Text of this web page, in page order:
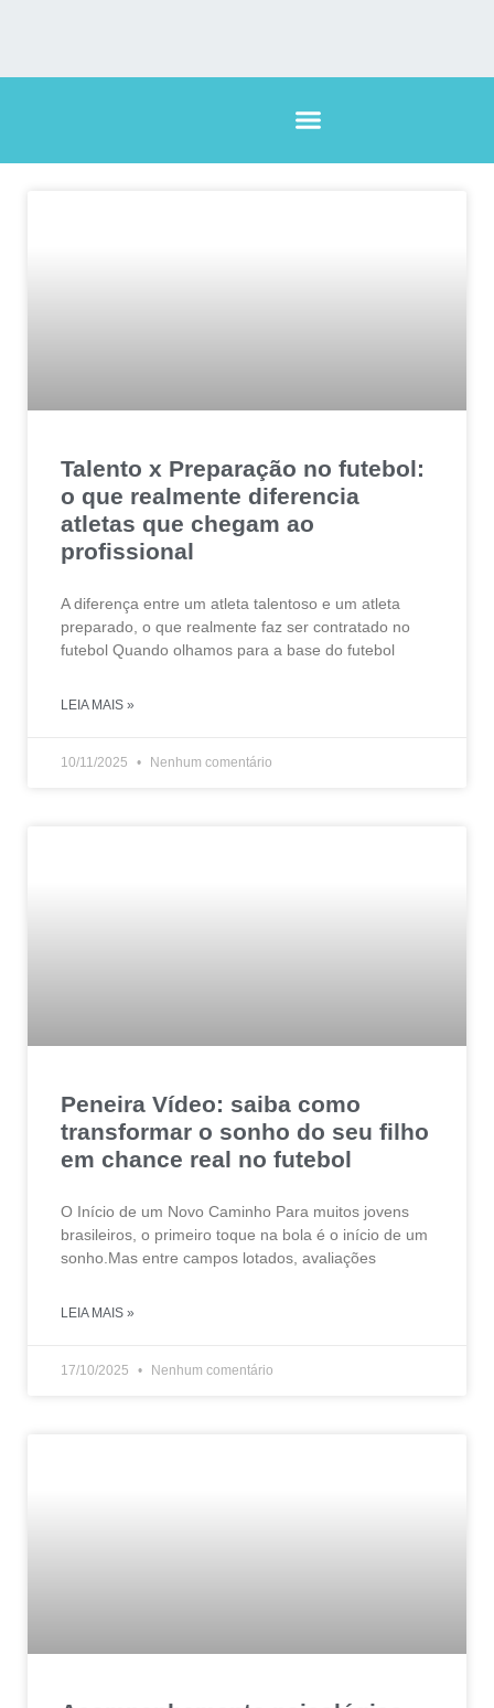
Talento x Preparação no futebol:
o que realmente diferencia
atletas que chegam ao
profissional
A diferença entre um atleta talentoso e um atleta
preparado, o que realmente faz ser contratado no
futebol Quando olhamos para a base do futebol
LEIA MAIS »
10/11/2025 Nenhum comentário
Peneira Vídeo: saiba como
transformar o sonho do seu filho
em chance real no futebol
O Início de um Novo Caminho Para muitos jovens
brasileiros, o primeiro toque na bola é o início de um
sonho.Mas entre campos lotados, avaliações
LEIA MAIS »
17/10/2025 Nenhum comentário